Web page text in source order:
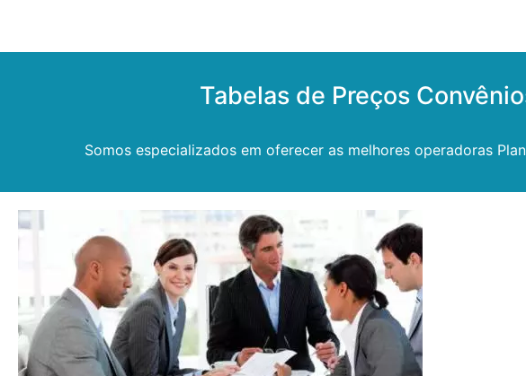
Tabelas de Preços
Somos especializados em oferecer as melhores operadoras